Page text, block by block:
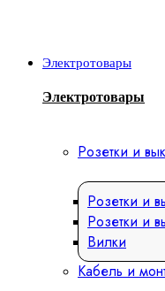
Электротовары
Электротовары
Розетки и
Розетки и
Розетки и
Вилки
Кабель и